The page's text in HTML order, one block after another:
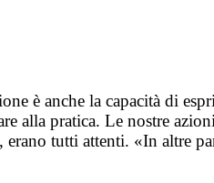
è anche la capacità di
alla pratica. Le nostre
tutti attenti. «In altre